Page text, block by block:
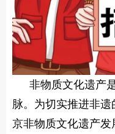
非物质文化遗产
脉。为切实推进非
京非物质文化遗产